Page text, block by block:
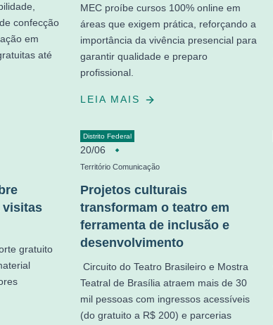
confecção
em
até
MEC proíbe cursos 100% online em
áreas que exigem prática, reforçando a
importância da vivência presencial para
garantir qualidade e preparo
profissional.
LEIA MAIS
visitas
gratuito
Distrito Federal
20/06
Território Comunicação
Projetos culturais
transformam o teatro em
ferramenta de inclusão e
desenvolvimento
Circuito do Teatro Brasileiro e Mostra
Teatral de Brasília atraem mais de 30
mil pessoas com ingressos acessíveis
(do gratuito a R$ 200) e parcerias